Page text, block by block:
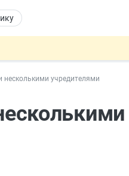
учредителями